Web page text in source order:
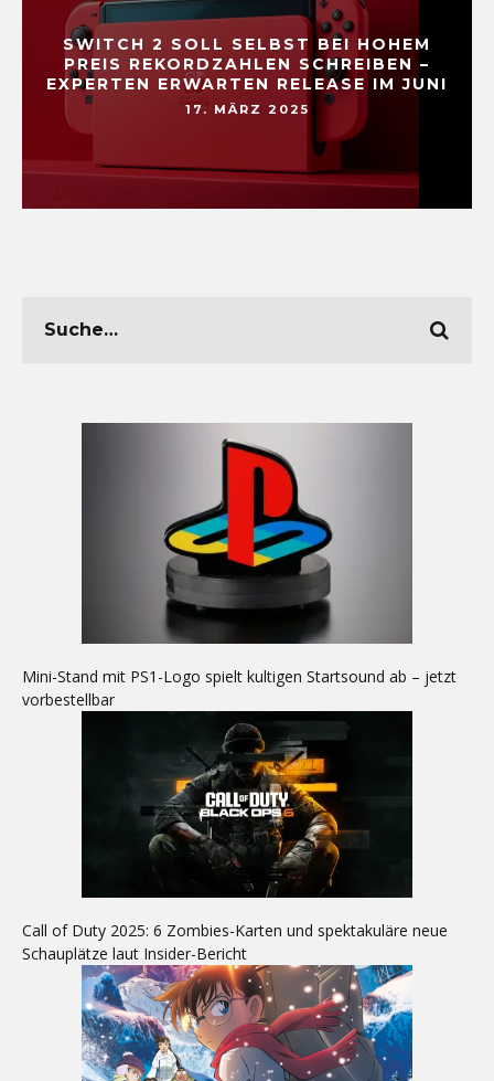
SWITCH 2 SOLL SELBST BEI HOHEM
PREIS REKORDZAHLEN SCHREIBEN –
EXPERTEN ERWARTEN RELEASE IM JUNI
17. MÄRZ 2025
Mini-Stand mit PS1-Logo spielt kultigen Startsound ab – jetzt
vorbestellbar
Call of Duty 2025: 6 Zombies-Karten und spektakuläre neue
Schauplätze laut Insider-Bericht